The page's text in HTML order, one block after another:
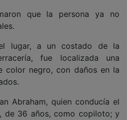
que la persona ya no
lugar, a un costado de la
fue localizada una
color negro, con daños en la
Abraham, quien conducía el
de 36 años, como copiloto; y